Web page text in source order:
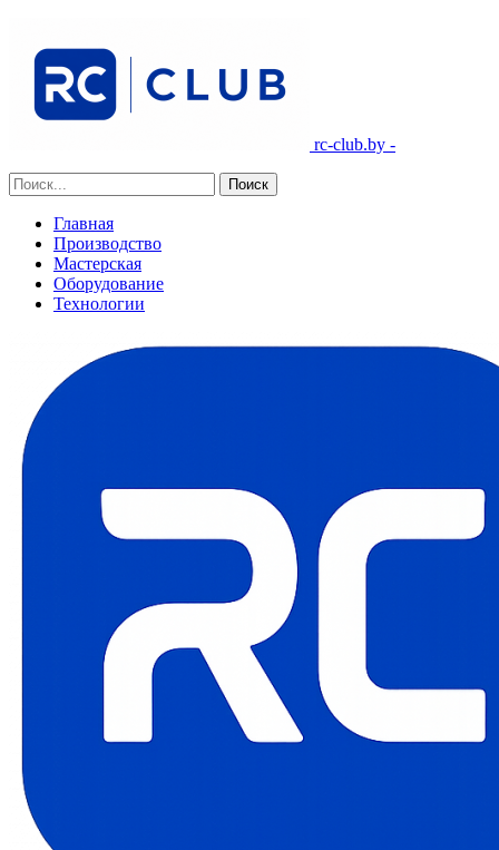
rc-club.by -
Главная
Производство
Мастерская
Оборудование
Технологии